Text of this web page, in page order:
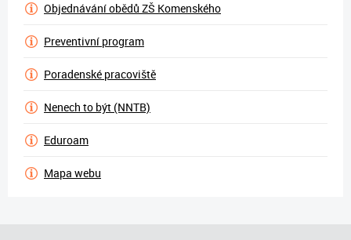
Objednávání obědů ZŠ Komenského
Preventivní program
Poradenské pracoviště
Nenech to být (NNTB)
Eduroam
Mapa webu